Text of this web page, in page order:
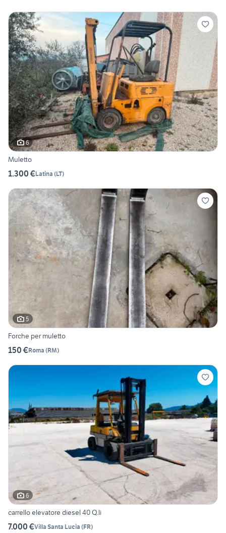
6
Muletto
1.300 €Latina (LT)
5
Forche per muletto
150 €Roma (RM)
6
carrello elevatore diesel 40 Q.li
7.000 €Villa Santa Lucia (FR)